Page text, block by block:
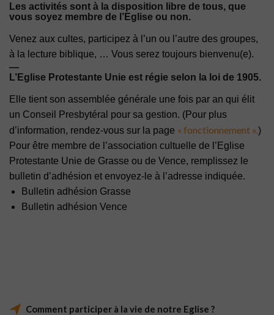
Les activités sont à la disposition libre de tous, que
vous soyez membre de l’Eglise ou non.
Venez aux cultes, participez à l’un ou l’autre des groupes,
à la lecture biblique, … Vous serez toujours bienvenu(e).
—
L’Eglise Protestante Unie est régie selon la loi de 1905.
Elle tient son assemblée générale une fois par an qui élit
un Conseil Presbytéral pour sa gestion. (Pour plus
d’information, rendez-vous sur la page « fonctionnement ». )
Pour être membre de l’association cultuelle de l’Eglise
Protestante Unie de Grasse ou de Vence, remplissez le
bulletin d’adhésion et envoyez-le à l’adresse indiquée.
Bulletin adhésion Grasse
Bulletin adhésion Vence
Comment participer à la vie de notre Eglise ?